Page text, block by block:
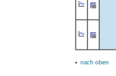
▴ nach oben